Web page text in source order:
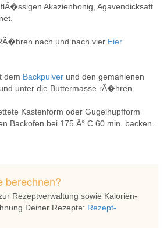
Akazienhonig, Agavendicksaft
nach und nach vier Eier
dem Backpulver und den gemahlenen
unter die Buttermasse rÃ�hren.
Kastenform oder Gugelhupfform
Backofen bei 175 Â° C 60 min. backen.
berechnen?
Rezeptverwaltung sowie Kalorien-
Deiner Rezepte: Rezept-